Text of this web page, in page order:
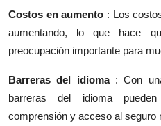
Costos en aumento : Los
aumentando, lo que hace
preocupación importante para
Barreras del idioma : Con
barreras del idioma
comprensión y acceso al seguro